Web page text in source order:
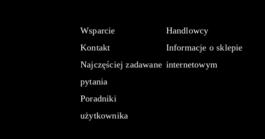
Wsparcie
Kontakt
Najczęściej zadawane
pytania
Poradniki
użytkownika
Handlowcy
Informacje o sklepie
internetowym